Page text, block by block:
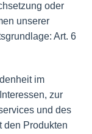
oder
unserer
Art. 6
im
zur
und des
den Produkten